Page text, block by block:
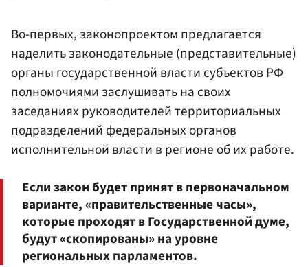
Во-первых, законопроектом предлагается
наделить законодательные (представительные)
органы государственной власти субъектов РФ
полномочиями заслушивать на своих
заседаниях руководителей территориальных
подразделений федеральных органов
исполнительной власти в регионе об их работе.
Если закон будет принят в первоначальном
варианте, «правительственные часы»,
которые проходят в Государственной думе,
будут «скопированы» на уровне
региональных парламентов.